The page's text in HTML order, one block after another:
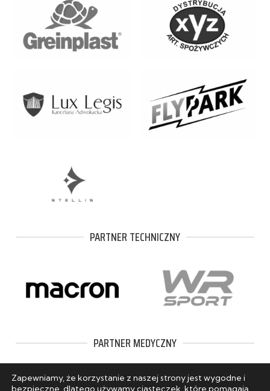
PARTNER TECHNICZNY
PARTNER MEDYCZNY
Zapewniamy, że korzystanie z naszej strony jest wygodne i
bezpieczne, dlatego używamy ciasteczek, które pomagają